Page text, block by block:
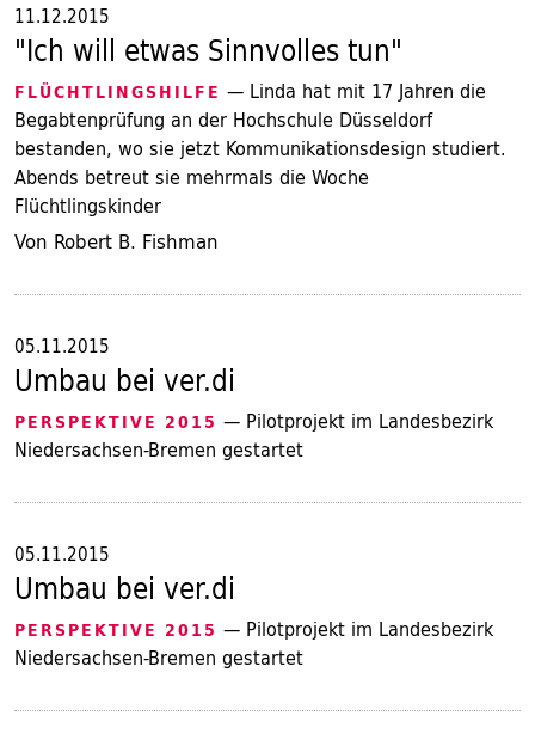
11.12.2015
"Ich will etwas Sinnvolles tun"
FLÜCHTLINGSHILFE — Linda hat mit 17 Jahren die
Begabtenprüfung an der Hochschule Düsseldorf
bestanden, wo sie jetzt Kommunikationsdesign studiert.
Abends betreut sie mehrmals die Woche
Flüchtlingskinder
Von Robert B. Fishman
05.11.2015
Umbau bei ver.di
PERSPEKTIVE 2015 — Pilotprojekt im Landesbezirk
Niedersachsen-Bremen gestartet
05.11.2015
Umbau bei ver.di
PERSPEKTIVE 2015 — Pilotprojekt im Landesbezirk
Niedersachsen-Bremen gestartet